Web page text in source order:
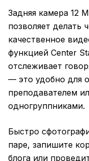
Задняя камера 12
позволяет делать
качественное
функцией Center
отслеживает
— это удобно для
преподавателем
одногруппниками.
Быстро
паре, запишите
блога или